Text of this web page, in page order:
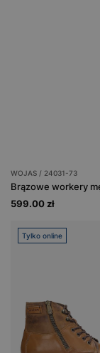
WOJAS / 24031-73
599.00 zł
Tylko online